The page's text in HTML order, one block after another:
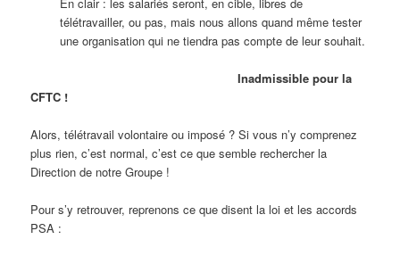
télétravailler, ou pas, mais nous allons quand même tester
une organisation qui ne tiendra pas compte de leur souhait.
Inadmissible pour la
CFTC !
Alors, télétravail volontaire ou imposé ? Si vous n’y comprenez
plus rien, c’est normal, c’est ce que semble rechercher la
Direction de notre Groupe !
Pour s’y retrouver, reprenons ce que disent la loi et les accords
PSA :